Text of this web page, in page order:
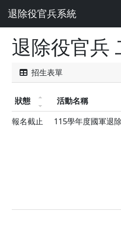
退除役官兵系統
退除役官兵
招生表單
狀態 活動名稱
報名截止
115學年度國軍退